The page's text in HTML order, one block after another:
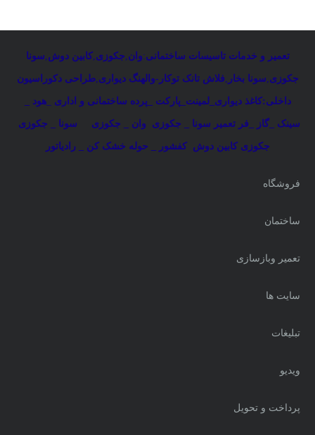
تعمیر و خدمات تاسیسات ساختمانی:وان جکوزی ,کابین دوش سونا
جکوزی سونا بخار فلاش تانک توکار-والهنگ دیواری ,طراحی دکوراسیون
داخلی:کاغذ دیواری_لمینت_پارکت _پرده ساختمانی و اداری _هود _
سینک _گاز _فر تعمیر سونا _ جکوزی وان _ جکوزی سونا _ جکوزی
جکوزی کابین دوش کفشور _ حوله خشک کن _ رادیاتور
فروشگاه
ساختمان
تعمیر وبازسازی
سایت ها
تبلیغات
ویدیو
پرداخت و تحویل